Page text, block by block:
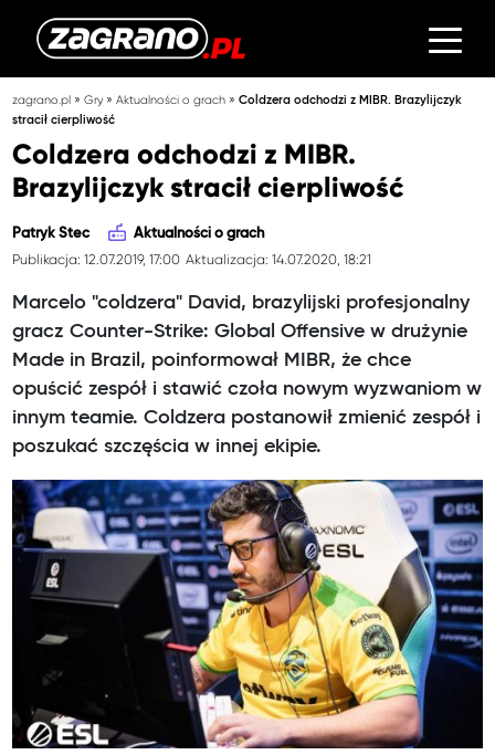
zagrano.pl »Gry»Aktualności o grach »Coldzera odchodzi z MIBR. Brazylijczyk
stracił cierpliwość
Coldzera odchodzi z MIBR.
Brazylijczyk stracił cierpliwość
Patryk Stec Aktualności o grach
Publikacja: 12.07.2019, 17:00 Aktualizacja: 14.07.2020, 18:21
Marcelo "coldzera" David, brazylijski profesjonalny
gracz Counter-Strike: Global Offensive w drużynie
Made in Brazil, poinformował MIBR, że chce
opuścić zespół i stawić czoła nowym wyzwaniom w
innym teamie. Coldzera postanowił zmienić zespół i
poszukać szczęścia w innej ekipie.